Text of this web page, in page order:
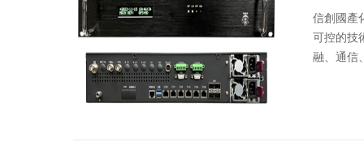
信創國產
可控的技
融、通信